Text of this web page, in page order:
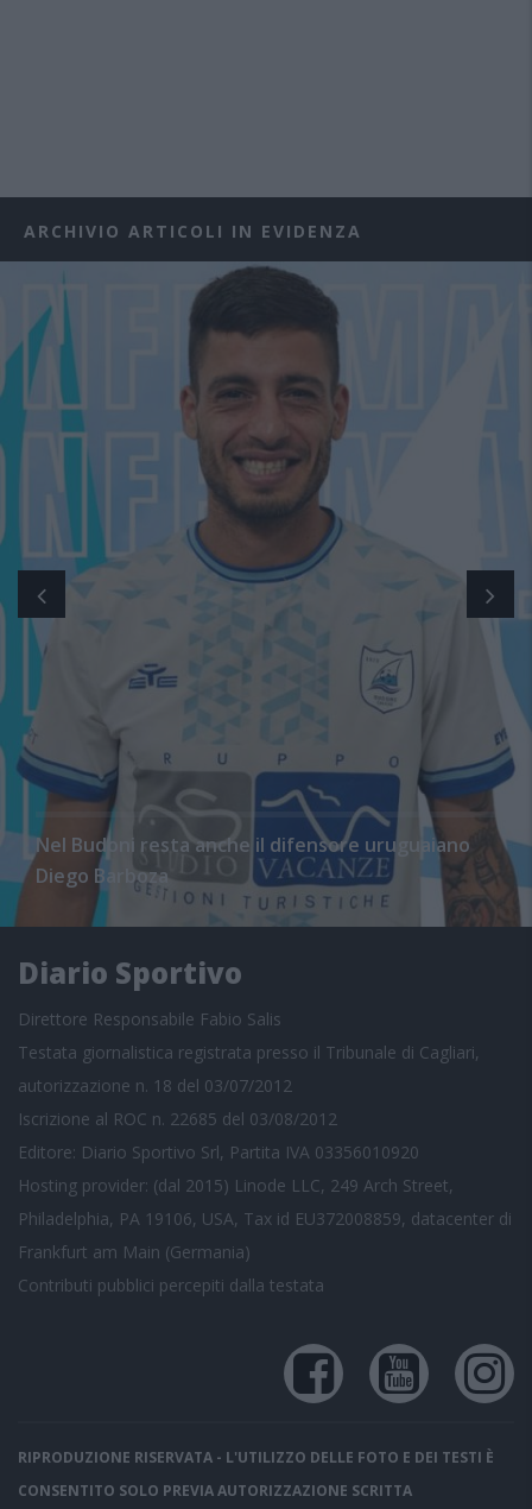
ARCHIVIO ARTICOLI IN EVIDENZA
Nel Budoni resta anche il difensore uruguaiano
Diego Barboza
Diario Sportivo
Direttore Responsabile Fabio Salis
Testata giornalistica registrata presso il Tribunale di Cagliari,
autorizzazione n. 18 del 03/07/2012
Iscrizione al ROC n. 22685 del 03/08/2012
Editore: Diario Sportivo Srl, Partita IVA 03356010920
Hosting provider: (dal 2015) Linode LLC, 249 Arch Street,
Philadelphia, PA 19106, USA, Tax id EU372008859, datacenter di
Frankfurt am Main (Germania)
Contributi pubblici percepiti dalla testata
RIPRODUZIONE RISERVATA - L'UTILIZZO DELLE FOTO E DEI TESTI È
CONSENTITO SOLO PREVIA AUTORIZZAZIONE SCRITTA